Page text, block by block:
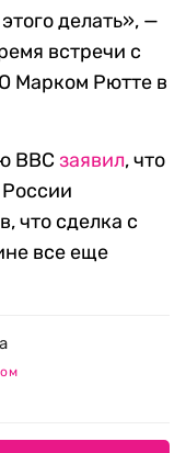
делать», —
встречи с
Марком Рютте в
BBC заявил, что
что сделка с
все еще